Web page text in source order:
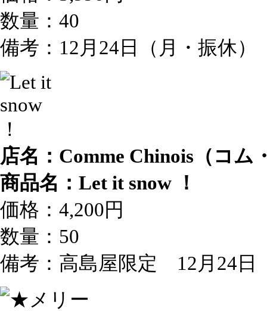
数量：40
備考：12月24日（月・振休）
店名：Comme Chinois（コム
商品名：Let it snow ！
価格：4,200円
数量：50
備考：高島屋限定 12月24日